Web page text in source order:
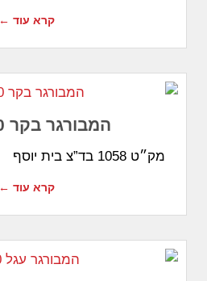
קרא עוד ←
המבורגר בקר 150 גרם
מק״ט 1058 בד”צ בית יוסף
קרא עוד ←